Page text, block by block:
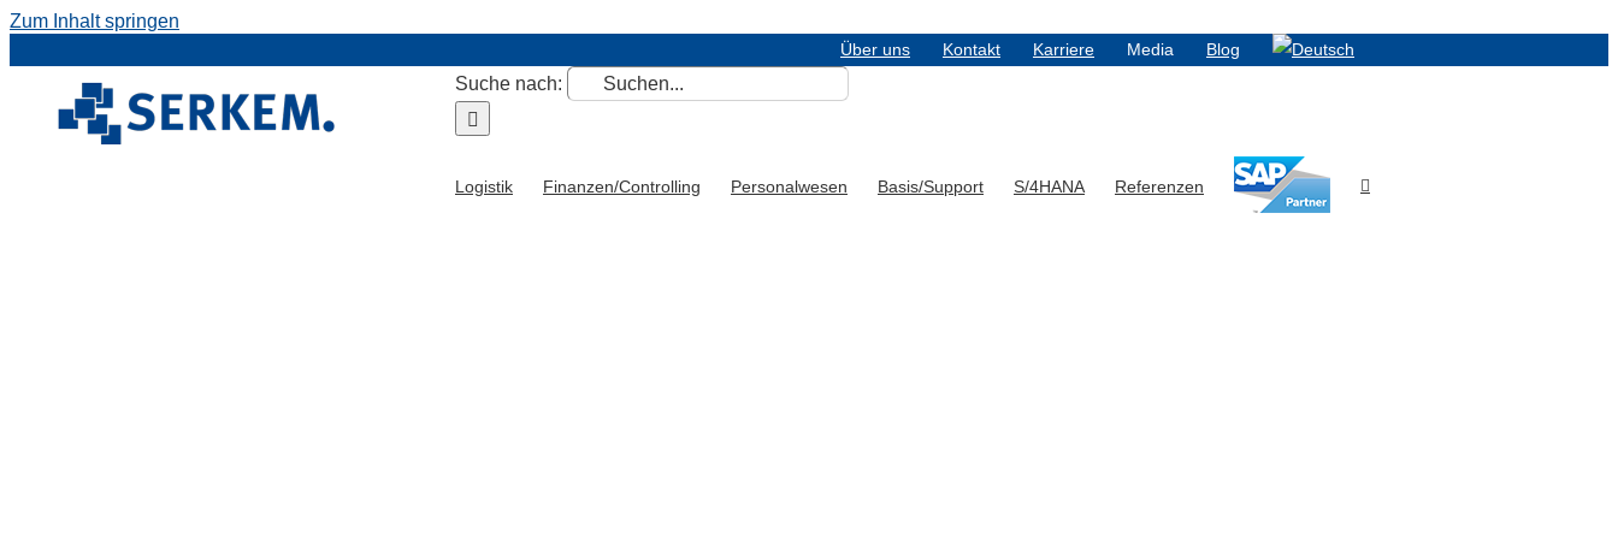
Zum Inhalt springen
Über uns Kontakt Karriere Media Blog
Suche nach:
Logistik Finanzen/Controlling Personalwesen Basis/Support S/4HANA Referenzen